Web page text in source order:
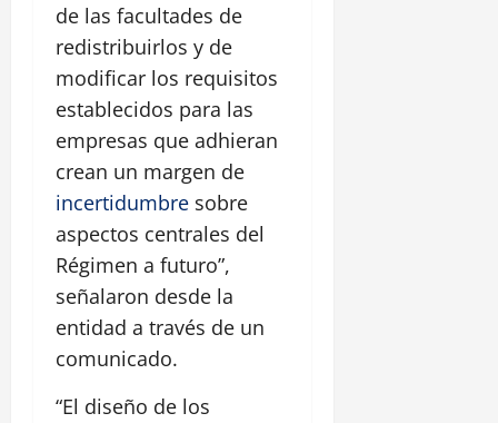
de las facultades de
redistribuirlos y de
modificar los requisitos
establecidos para las
empresas que adhieran
crean un margen de
incertidumbre sobre
aspectos centrales del
Régimen a futuro”,
señalaron desde la
entidad a través de un
comunicado.
“El diseño de los